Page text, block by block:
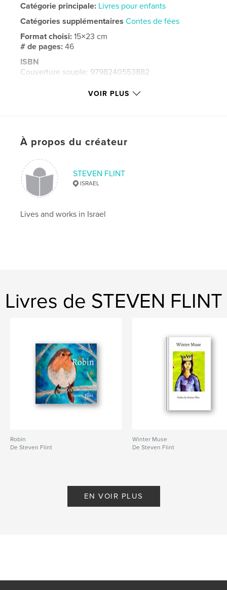
Catégorie principale: Livres pour enfants
Catégories supplémentaires Contes de fées
Format choisi:15×23 cm
# de pages:46
ISBN
Couverture souple: 9798240553882
VOIR PLUS
À propos du créateur
STEVEN FLINT
ISRAEL
Lives and works in Israel
Livres de STEVEN FLINT
Robin
De Steven Flint
Winter Muse
De Steven Flint
EN VOIR PLUS